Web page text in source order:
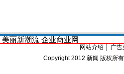
美丽新潮流 企业商业网
网站介绍
广告
Copyright 2012 新闻 版权所